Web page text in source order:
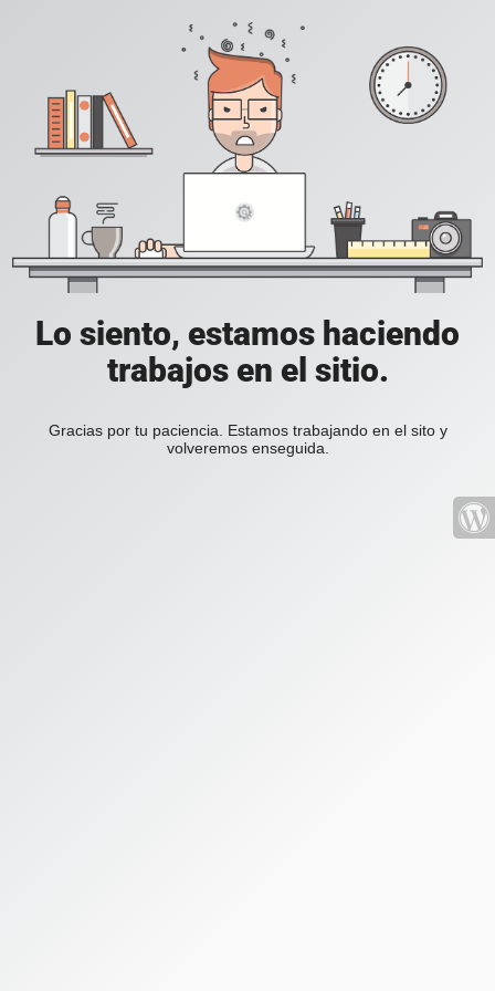
Lo siento, estamos haciendo
trabajos en el sitio.
Gracias por tu paciencia. Estamos trabajando en el sito y
volveremos enseguida.